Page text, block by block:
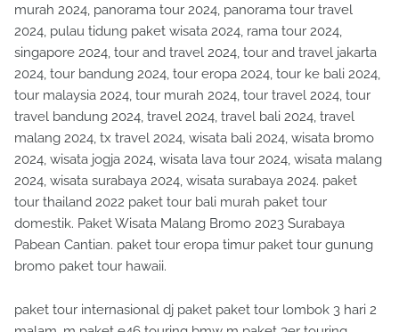
murah 2024, panorama tour 2024, panorama tour travel
2024, pulau tidung paket wisata 2024, rama tour 2024,
singapore 2024, tour and travel 2024, tour and travel jakarta
2024, tour bandung 2024, tour eropa 2024, tour ke bali 2024,
tour malaysia 2024, tour murah 2024, tour travel 2024, tour
travel bandung 2024, travel 2024, travel bali 2024, travel
malang 2024, tx travel 2024, wisata bali 2024, wisata bromo
2024, wisata jogja 2024, wisata lava tour 2024, wisata malang
2024, wisata surabaya 2024, wisata surabaya 2024. paket
tour thailand 2022 paket tour bali murah paket tour
domestik. Paket Wisata Malang Bromo 2023 Surabaya
Pabean Cantian. paket tour eropa timur paket tour gunung
bromo paket tour hawaii.
paket tour internasional dj paket paket tour lombok 3 hari 2